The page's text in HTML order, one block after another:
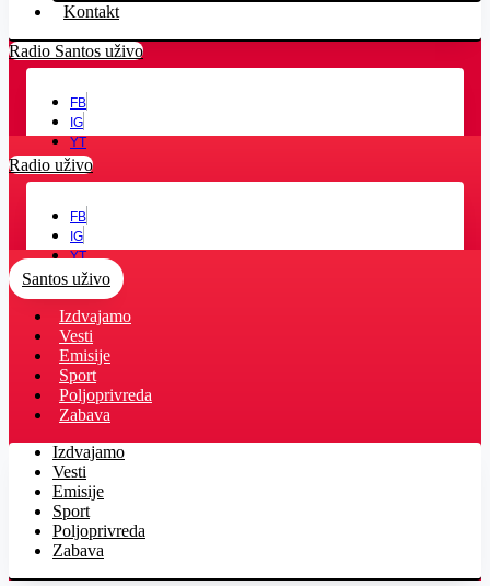
Kontakt
Radio Santos uživo
FB
IG
YT
Radio uživo
FB
IG
YT
Santos uživo
Izdvajamo
Vesti
Emisije
Sport
Poljoprivreda
Zabava
Izdvajamo
Vesti
Emisije
Sport
Poljoprivreda
Zabava